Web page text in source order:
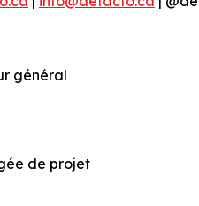
général
de projet